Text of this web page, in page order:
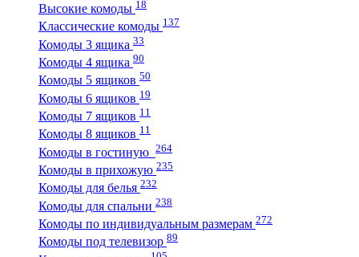
Высокие комоды 18
Классические комоды 137
Комоды 3 ящика 33
Комоды 4 ящика 90
Комоды 5 ящиков 50
Комоды 6 ящиков 19
Комоды 7 ящиков 11
Комоды 8 ящиков 11
Комоды в гостиную 264
Комоды в прихожую 235
Комоды для белья 232
Комоды для спальни 238
Комоды по индивидуальным размерам 272
Комоды под телевизор 89